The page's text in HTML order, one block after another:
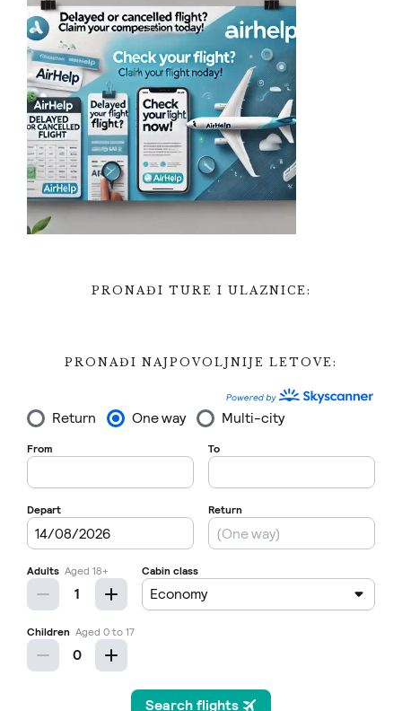
PRONAĐI TURE I ULAZNICE:
PRONAĐI NAJPOVOLJNIJE LETOVE: